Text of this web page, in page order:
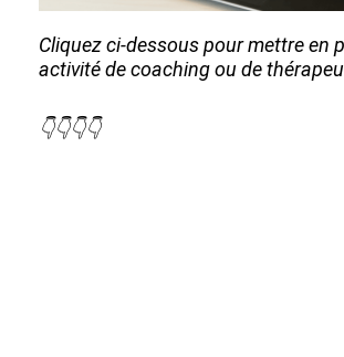
Cliquez ci-dessous pour mettre en
activité de coaching ou de
👇👇👇👇